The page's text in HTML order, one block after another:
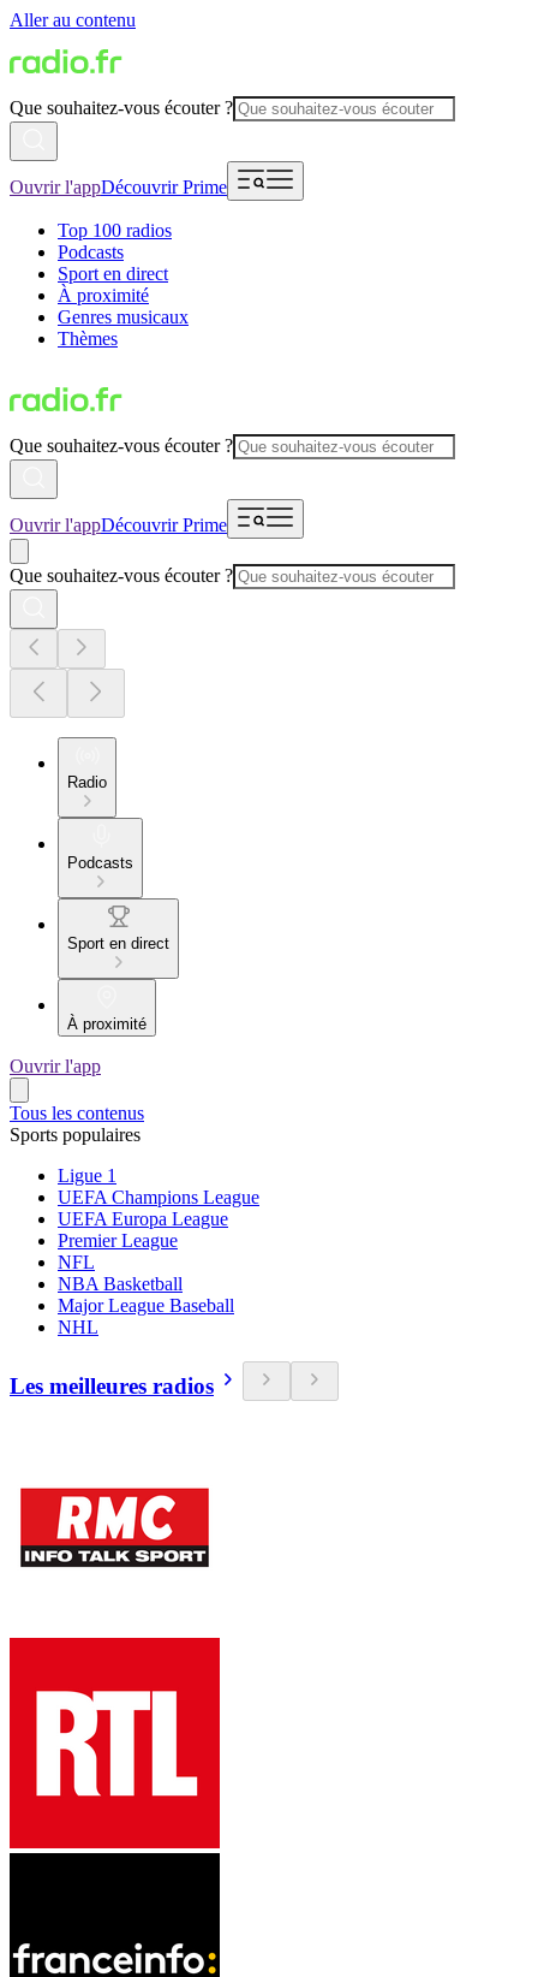
Aller au contenu
Que souhaitez-vous écouter ?
Ouvrir l'appDécouvrir Prime
Top 100 radios
Podcasts
Sport en direct
À proximité
Genres musicaux
Thèmes
Que souhaitez-vous écouter ?
Ouvrir l'appDécouvrir Prime
Que souhaitez-vous écouter ?
Radio
Podcasts
Sport en direct
À proximité
Ouvrir l'app
Tous les contenus
Sports populaires
Ligue 1
UEFA Champions League
UEFA Europa League
Premier League
NFL
NBA Basketball
Major League Baseball
NHL
Les meilleures radios